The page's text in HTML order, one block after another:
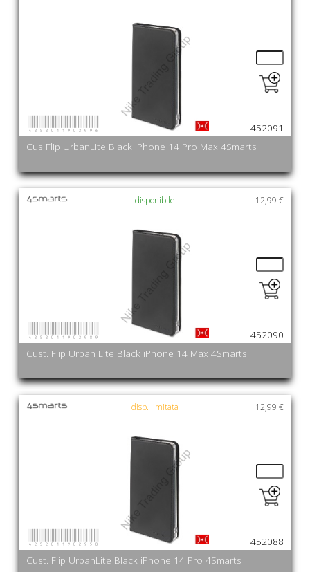
Cus Flip UrbanLite Black iPhone 14 Pro Max 4Smarts
452091
12,99 €
Cust. Flip Urban Lite Black iPhone 14 Max 4Smarts
disponibile
452090
12,99 €
Cust. Flip UrbanLite Black iPhone 14 Pro 4Smarts
disp. limitata
452088